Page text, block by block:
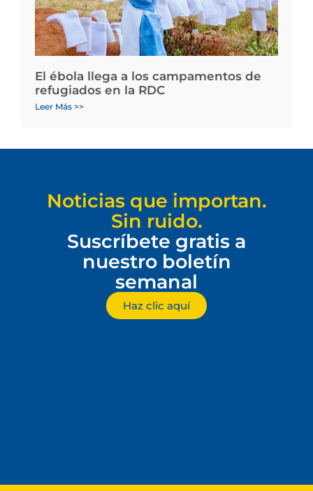
El ébola llega a los campamentos de
refugiados en la RDC
Leer Más >>
Noticias que importan.
Sin ruido.
Suscríbete gratis a
nuestro boletín
semanal
Haz clic aquí